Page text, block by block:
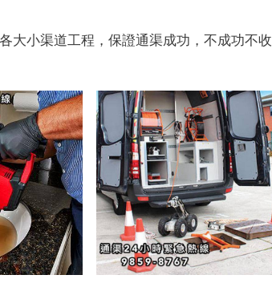
大小渠道工程，保證通渠成功，不成功不收